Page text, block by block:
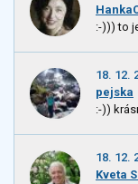
:-))) to
18. 12.
pejska
:-))
18. 12.
Kveta